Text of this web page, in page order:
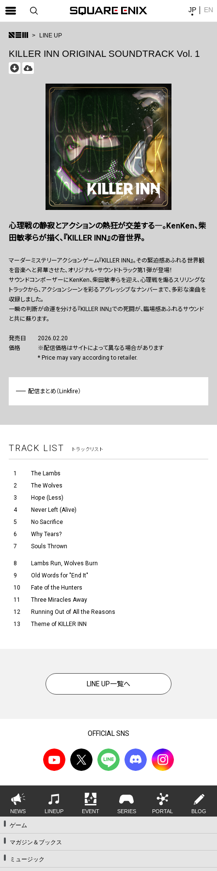
SQUARE ENIX 公式サイトメニュー
ゲーム
マガジン＆ブックス
ミュージック
会社情報 採用情報
JP EN
LINE UP
KILLER INN ORIGINAL SOUNDTRACK Vol. 1
心理戦の静寂とアクションの熱狂が交差する―。KenKen、柴
田敏孝らが描く、『KILLER INN』の音世界。
マーダーミステリーアクションゲーム『KILLER INN』。その緊迫感あふれる世界観
を音楽へと昇華させた、オリジナル・サウンドトラック第1弾が登場！
サウンドコンポーザーにKenKen、柴田敏孝らを迎え、心理戦を煽るスリリングな
トラックから、アクションシーンを彩るアグレッシブなナンバーまで、多彩な楽曲を
収録しました。
一瞬の判断が命運を分ける『KILLER INN』での死闘が、臨場感あふれるサウンド
と共に蘇ります。
発売日
2026.02.20
価格
※配信価格はサイトによって異なる場合があります
* Price may vary according to retailer.
配信まとめ（Linkfire）
TRACK LIST トラックリスト
1
The Lambs
2
The Wolves
3
Hope (Less)
4
Never Left (Alive)
5
No Sacrifice
6
Why Tears?
7
Souls Thrown
8
Lambs Run, Wolves Burn
9
Old Words for "End It"
10
Fate of the Hunters
11
Three Miracles Away
12
Running Out of All the Reasons
13
Theme of KILLER INN
LINE UP一覧へ
OFFICIAL SNS
NEWS LINEUP EVENT SERIES PORTAL BLOG
ゲーム
マガジン＆ブックス
ミュージック